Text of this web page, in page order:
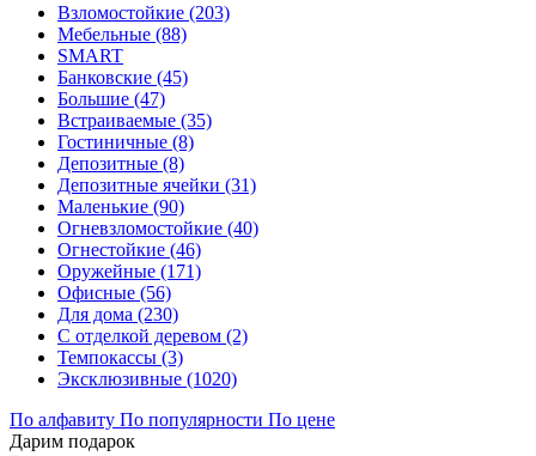
Взломостойкие (203)
Мебельные (88)
SMART
Банковские (45)
Большие (47)
Встраиваемые (35)
Гостиничные (8)
Депозитные (8)
Депозитные ячейки (31)
Маленькие (90)
Огневзломостойкие (40)
Огнестойкие (46)
Оружейные (171)
Офисные (56)
Для дома (230)
С отделкой деревом (2)
Темпокассы (3)
Эксклюзивные (1020)
По алфавиту По популярности По цене
Дарим подарок